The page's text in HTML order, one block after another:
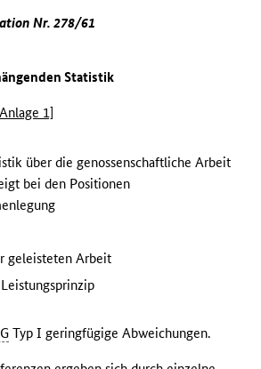
Nr. 278/61
Statistik
1]
über die genossenschaftliche Arbeit
bei den Positionen
geleisteten Arbeit
Typ I geringfügige Abweichungen.